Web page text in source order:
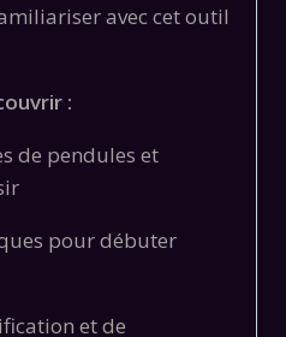
avec cet outil
:
de pendules et
pour débuter
et de